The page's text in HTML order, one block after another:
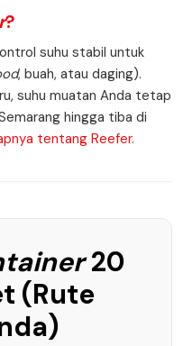
?
suhu stabil untuk
, buah, atau daging).
suhu muatan Anda tetap
hingga tiba di
tentang Reefer.
20
(Rute